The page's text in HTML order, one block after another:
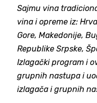
Sajmu vina
vina i opreme iz:
Gore, Makedonije,
Republike Srpske,
Izlagački program i
grupnih nastupa i
izlagača i grupnih